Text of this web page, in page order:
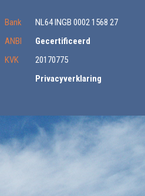
Bank
NL64 INGB 0002 1568 27
ANBI
Gecertificeerd
KVK
20170775
Privacyverklaring